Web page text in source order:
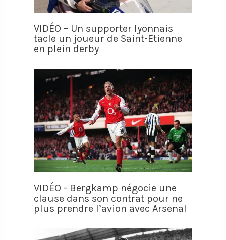
VIDÉO – Un supporter lyonnais
tacle un joueur de Saint-Etienne
en plein derby
VIDÉO - Bergkamp négocie une
clause dans son contrat pour ne
plus prendre l’avion avec Arsenal